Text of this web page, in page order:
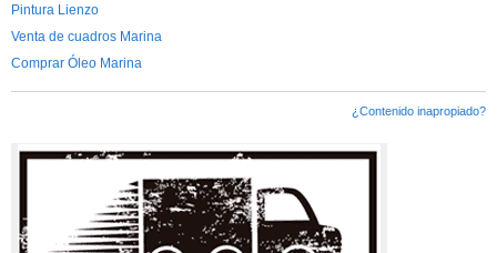
Pintura Lienzo
Venta de cuadros Marina
Comprar Óleo Marina
¿Contenido inapropiado?